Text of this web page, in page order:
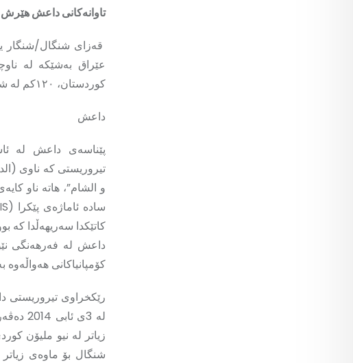
تاوانەکانی داعش
قەزای شنگال/شنگار
عێراق بەشێکە لە
کوردستان، ١٢٠کم لە شاری مووسڵەوە دوورە و نزیکەی پێنج کیلۆمەتر لە باشووری چیای شنگالە.
داعش
پێناسەی داعش لە
تیروریستی کە ناوی
و الشام”، هاتە ناو
داعش لە فەرهەنگی
کۆمپانیاکانی هەواڵەوە
لە 3ی